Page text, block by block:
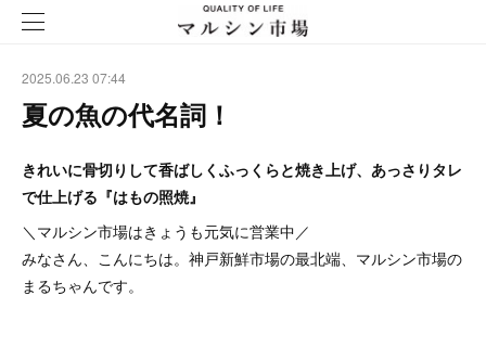
2025.06.23 07:44
夏の魚の代名詞！
きれいに骨切りして香ばしくふっくらと焼き上げ、あっさりタレ
で仕上げる『はもの照焼』
＼マルシン市場はきょうも元気に営業中／
みなさん、こんにちは。神戸新鮮市場の最北端、マルシン市場の
まるちゃんです。